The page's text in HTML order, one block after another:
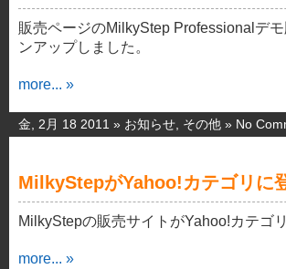
販売ページのMilkyStep Professionalデ
ンアップしました。
more... »
金, 2月 18 2011 » お知らせ その他 » No
MilkyStepがYahoo!カテゴリに
MilkyStepの販売サイトがYahoo!カテゴ
more... »